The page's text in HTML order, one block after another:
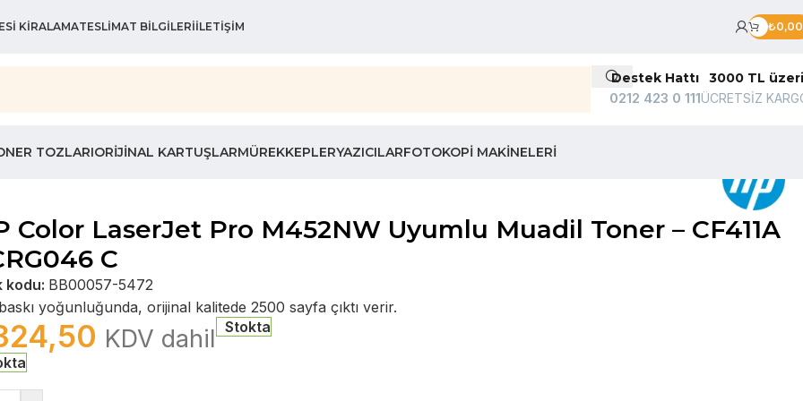
KIRALAMATESLIMAT BILGILERIİLETIŞIM ₺0,00
Destek Hattı
0212 423 0 111
3000 TL üzeri
ÜCRETSİZ
TOZLARIORIJINAL KARTUŞLARMÜREKKEPLERYAZICILARFOTOKOPI MAKINELERI
Color LaserJet Pro M452NW Uyumlu Muadil Toner – CF411A
C
kodu: BB00057-5472
yoğunluğunda, orijinal kalitede 2500 sayfa çıktı verir.
KDV dahil Stokta